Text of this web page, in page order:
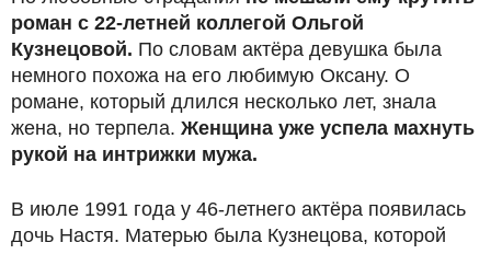
роман с 22-летней коллегой Ольгой
Кузнецовой. По словам актёра девушка была
немного похожа на его любимую Оксану. О
романе, который длился несколько лет, знала
жена, но терпела. Женщина уже успела махнуть
рукой на интрижки мужа.
В июле 1991 года у 46-летнего актёра появилась
дочь Настя. Матерью была Кузнецова, которой